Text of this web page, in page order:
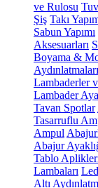
ve Rulosu
Şiş Takı
Sabun Yapımı
Aksesuarları
Boyama &
Aydınlatmaları
Lambaderler
Lambader
Tavan Spotlar
Tasarruflu
Ampul
Abajur
Tablo
Lambaları
Altı